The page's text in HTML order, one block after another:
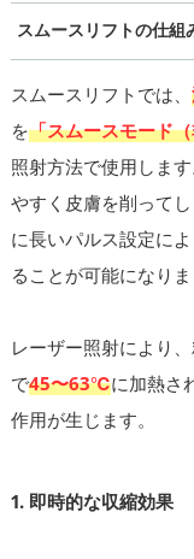
スムースリフトの仕組
スムースリフトでは、
を「スムースモード
照射方法で使用しま
やすく皮膚を削ってし
に長いパルス設定に
ることが可能になりま
レーザー照射により
で45〜63℃に加熱さ
作用が生じます。
1. 即時的な収縮効果